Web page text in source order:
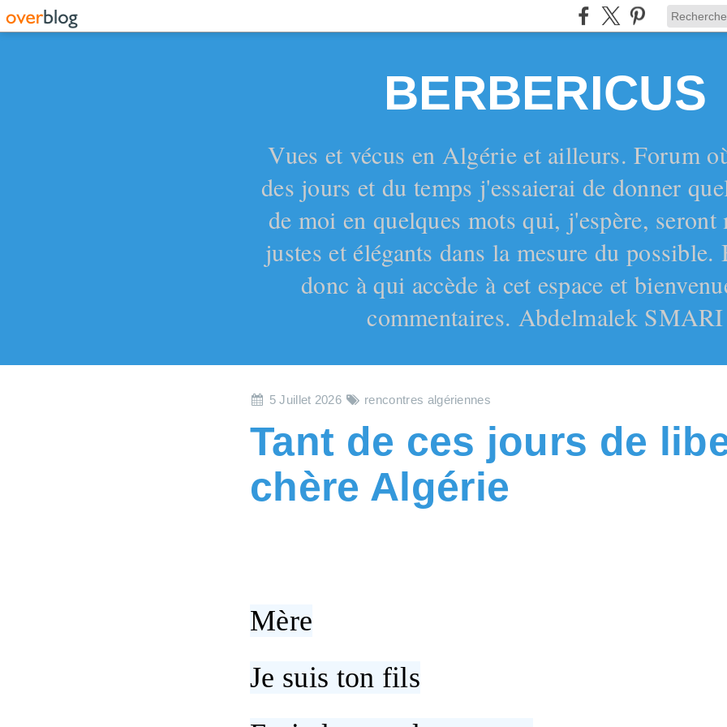
BERBERICUS
Vues et vécus en Algérie et ailleurs. Forum
des jours et du temps j'essaierai de donner
de moi en quelques mots qui, j'espère, seront
justes et élégants dans la mesure du possible.
donc à qui accède à cet espace et
commentaires. Abdelmalek SMARI
5 Juillet 2026 rencontres algériennes
Tant de ces jours de
chère Algérie
Mère
Je suis ton fils